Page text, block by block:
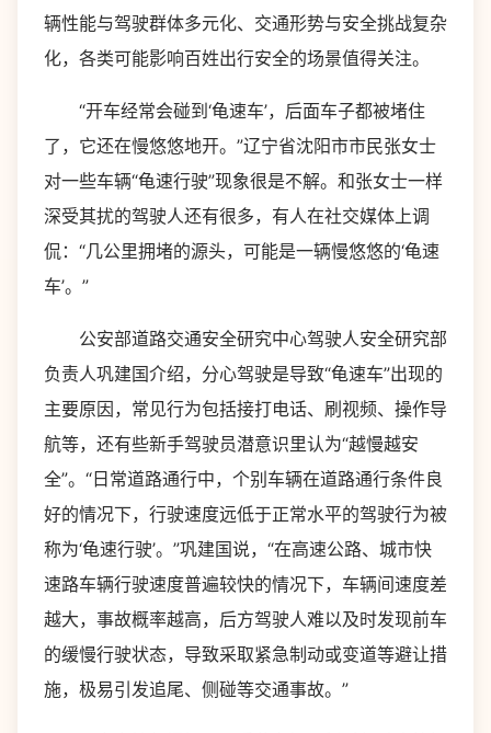
辆性能与驾驶群体多元化、交通形势与安全挑战复杂
化，各类可能影响百姓出行安全的场景值得关注。
“开车经常会碰到‘龟速车’，后面车子都被堵住
了，它还在慢悠悠地开。”辽宁省沈阳市市民张女士
对一些车辆“龟速行驶”现象很是不解。和张女士一样
深受其扰的驾驶人还有很多，有人在社交媒体上调
侃：“几公里拥堵的源头，可能是一辆慢悠悠的‘龟速
车’。”
公安部道路交通安全研究中心驾驶人安全研究部
负责人巩建国介绍，分心驾驶是导致“龟速车”出现的
主要原因，常见行为包括接打电话、刷视频、操作导
航等，还有些新手驾驶员潜意识里认为“越慢越安
全”。“日常道路通行中，个别车辆在道路通行条件良
好的情况下，行驶速度远低于正常水平的驾驶行为被
称为‘龟速行驶’。”巩建国说，“在高速公路、城市快
速路车辆行驶速度普遍较快的情况下，车辆间速度差
越大，事故概率越高，后方驾驶人难以及时发现前车
的缓慢行驶状态，导致采取紧急制动或变道等避让措
施，极易引发追尾、侧碰等交通事故。”